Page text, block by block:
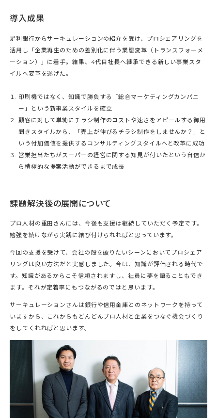
導入成果
足利銀行からサーキュレーションの紹介を受け、プロシェアリングを
活用し「企業再生のための差別化に伴う業態変革（トランスフォーメ
ーション）」に着手。結果、4代目社長へ継承できる新しい事業スタ
イルへ変革を遂げた。
印刷機ではなく、知識で勝負する「総合マーケティングカンパニ
ー」という新事業スタイルを確立
顧客に対して単純にチラシ制作のコストや速さをアピールする御用
聞きスタイルから、「売上が伸びるチラシ制作をしませんか？」と
いう付加価値を提供するコンサルティングスタイルへと改革に成功
営業担当たちがスーパーの経営に関する知見が付いたという自信か
ら積極的な提案活動ができるまで成長
課題解決後の展開について
プロ人材の重田さんには、今後も支援は継続していただく予定です。
勉強を続けながら実践に結び付けられればと思っています。
今回の支援を受けて、会社の殻を破りたいシーンにおいてプロシェア
リングは良い方法だと実感しました。今は、知識が評価される時代で
す。知識があるからこそ信頼されますし、社員に夢を語ることもでき
ます。それが定着率にもつながるのではと思います。
サーキュレーションさんは銀行や信用金庫とのネットワークを持って
いますから、これからもどんどんプロ人材と企業をつなぐ機会づくり
をしてくれればと思います。